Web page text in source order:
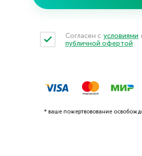
Согласен с условиями
публичной офертой
* ваше пожертвовование